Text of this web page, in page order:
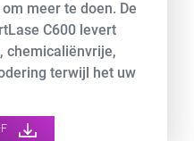
meer te doen. De
C600 levert
chemicaliënvrije,
terwijl het uw